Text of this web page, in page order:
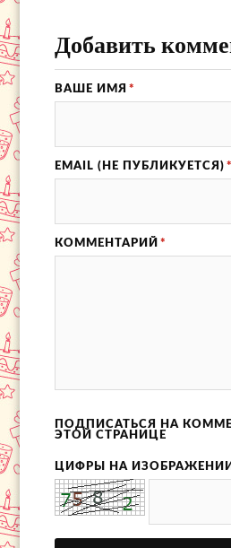
Добавить
ВАШЕ ИМЯ *
EMAIL (НЕ ПУБЛИКУЕТСЯ) *
КОММЕНТАРИЙ *
ПОДПИСАТЬСЯ НА
ЭТОЙ СТРАНИЦЕ
ЦИФРЫ НА ИЗОБРАЖЕНИИ